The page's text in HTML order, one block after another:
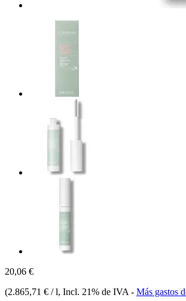
20,06 €
(2.865,71 € / l, Incl. 21% de IVA - Más gastos